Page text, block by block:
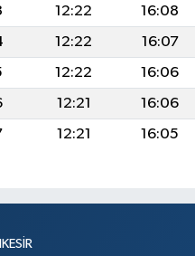
12:22 16:08
12:22 16:07
12:22 16:06
12:21 16:06
12:21 16:05